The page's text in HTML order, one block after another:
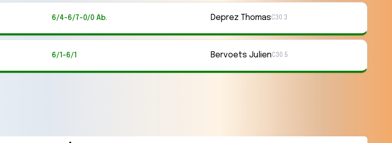
6/4-6/7-0/0 Ab. Deprez ThomasC30.3
6/1-6/1 Bervoets JulienC30.5